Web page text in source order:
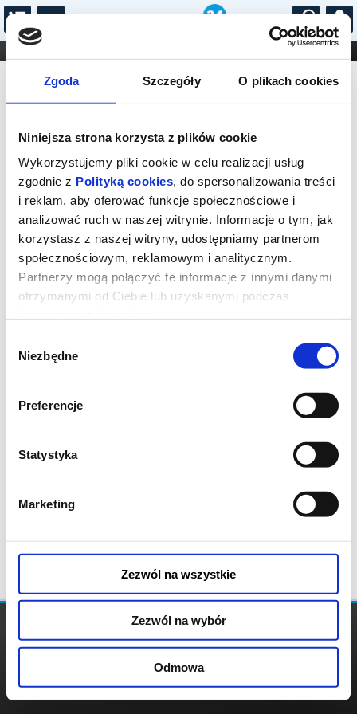
Zgoda Szczegóły O plikach cookies
Niniejsza strona korzysta z plików cookie
Wykorzystujemy pliki cookie w celu realizacji usług
zgodnie z Polityką cookies, do spersonalizowania treści
i reklam, aby oferować funkcje społecznościowe i
analizować ruch w naszej witrynie. Informacje o tym, jak
korzystasz z naszej witryny, udostępniamy partnerom
społecznościowym, reklamowym i analitycznym.
Partnerzy mogą połączyć te informacje z innymi danymi
otrzymanymi od Ciebie lub uzyskanymi podczas
zgody
Niezbędne
Preferencje
Statystyka
Marketing
Zezwól na wszystkie
Zezwól na wybór
Odmowa
...
FILHARMONIA OPERA I BALET
STAND-UP
DLA DZIECI
Komunikat
Sprzedaż biletów on-line na wydarzenie
została zakończona.
POLITYKA
POLITYKA